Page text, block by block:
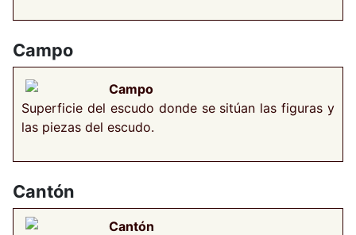
Campo
Campo
Superficie del escudo donde se sitúan las figuras y
las piezas del escudo.
Cantón
Cantón